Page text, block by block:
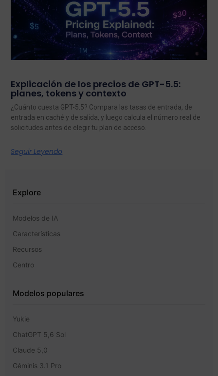
Explicación de los precios de GPT-5.5:
planes, tokens y contexto
¿Cuánto cuesta GPT-5.5? Compara las tasas de entrada, de
entrada en caché y de salida, y luego calcula el número real de
solicitudes antes de elegir tu plan de acceso.
Seguir Leyendo
Explore
Modelos de IA
Características
Recursos
Centro
Modelos populares
Yukie
ChatGPT 5,6 Sol
Claude 5,0
Géminis 3.1 Pro